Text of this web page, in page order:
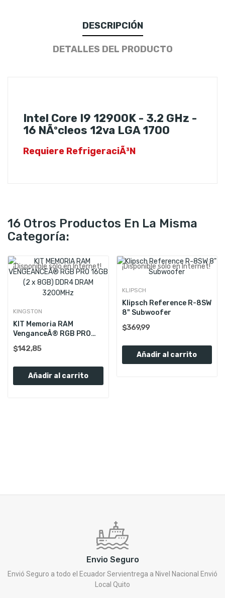
DESCRIPCIÓN
DETALLES DEL PRODUCTO
Intel Core I9 12900K - 3.2 GHz -
16 NÃºcleos 12va LGA 1700
Requiere RefrigeraciÃ³n
16 Otros Productos En La Misma
Categoría:
¡Disponible sólo en Internet!
KINGSTON
KIT Memoria RAM
VenganceÂ® RGB PRO
$142,85
Añadir al carrito
¡Disponible sólo en Internet!
KLIPSCH
Klipsch Reference R-8SW
8" Subwoofer
$369,99
Añadir al carrito
Envio Seguro
Envió Seguro a todo el Ecuador Servientrega a Nivel Nacional Envió
Local Quito